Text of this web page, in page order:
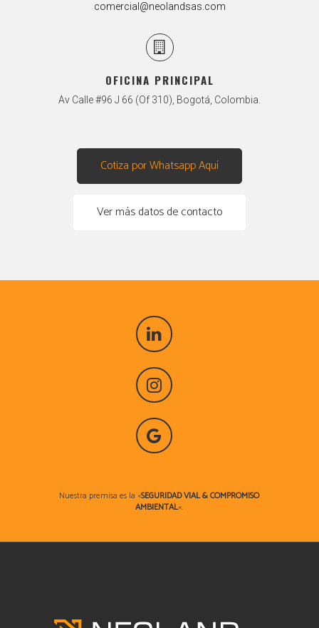
comercial@neolandsas.com
OFICINA PRINCIPAL
Av Calle #96 J 66 (Of 310), Bogotá, Colombia.
Cotiza por Whatsapp Aquí
Ver más datos de contacto
Nuestra premisa es la «SEGURIDAD VIAL & COMPROMISO
AMBIENTAL«.